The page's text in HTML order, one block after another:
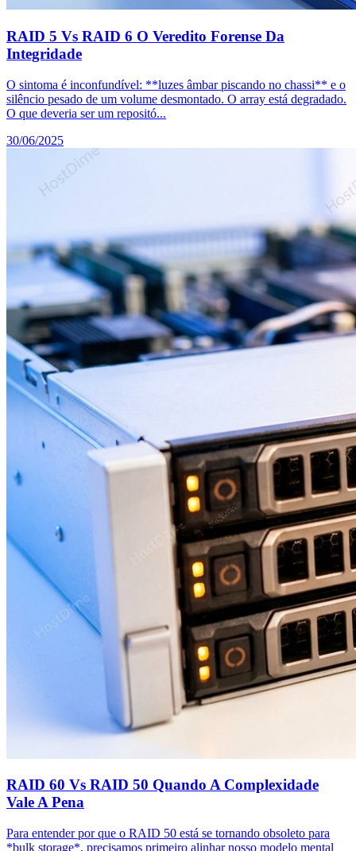
RAID 5 Vs RAID 6 O Veredito Forense Da
Integridade
O sintoma é inconfundível: **luzes âmbar piscando no chassi** e o
silêncio pesado de um volume desmontado. O array está degradado.
O que deveria ser um repositó...
30/06/2025
RAID 60 Vs RAID 50 Quando A Complexidade
Vale A Pena
Para entender por que o RAID 50 está se tornando obsoleto para
*bulk storage*, precisamos primeiro alinhar nosso modelo mental